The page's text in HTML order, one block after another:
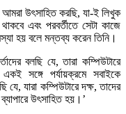
উৎসাহিত করছি, যা-ই লিখুক
এবং পরবর্তীতে সেটা কাজে
হয় বলে মন্তব্য করেন তিনি।
বলছি যে, তারা কম্পিউটারে
সঙ্গে পর্যায়ক্রমে সবাইকে
যে, যারা কম্পিউটারে দক্ষ, তাদের
উৎসাহিত হয়।’